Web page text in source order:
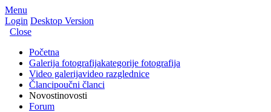
Menu
Login Desktop Version
Close
Početna
Galerija fotografijakategorije fotografija
Video galerijavideo razglednice
Člancipoučni članci
Novostinovosti
Forum